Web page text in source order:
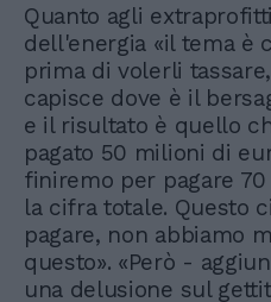
Quanto agli
dell'energia «il tema è
prima di volerli
capisce dove è il
e il risultato è quello
pagato 50 milioni di
finiremo per pagare
la cifra totale. Questo
pagare, non abbiamo
questo». «Però -
una delusione sul